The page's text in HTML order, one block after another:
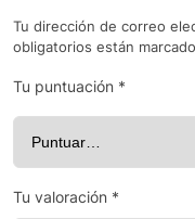
Tu dirección de correo
obligatorios están
Tu puntuación *
Tu valoración *